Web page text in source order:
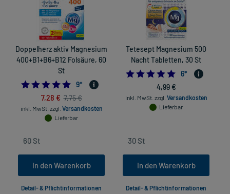
Doppelherz aktiv Magnesium
400+B1+B6+B12 Folsäure, 60
St
4.777777777777778
9*
7,28 € 7,75 €
inkl. MwSt. zzgl. Versandkosten
Lieferbar
In den Warenkorb
Detail- & Pflichtinformationen
Tetesept Magnesium 500
Nacht Tabletten, 30 St
6*
4,99 €
inkl. MwSt. zzgl. Versandkosten
Lieferbar
In den Warenkorb
Detail- & Pflichtinformationen